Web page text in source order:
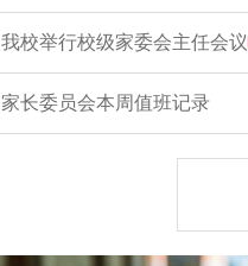
我校举行校级家委会主任会议
家长委员会本周值班记录